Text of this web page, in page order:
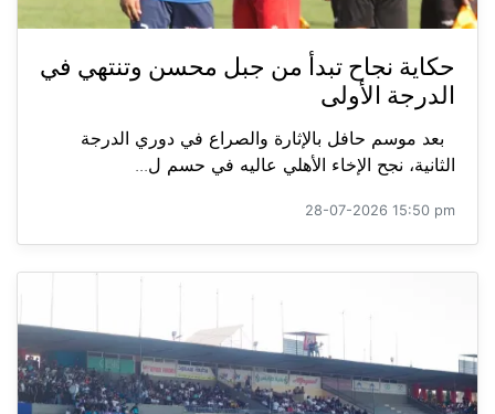
حكاية نجاح تبدأ من جبل محسن وتنتهي في
الدرجة الأولى
بعد موسم حافل بالإثارة والصراع في دوري الدرجة
الثانية، نجح الإخاء الأهلي عاليه في حسم ل...
28-07-2026 15:50 pm